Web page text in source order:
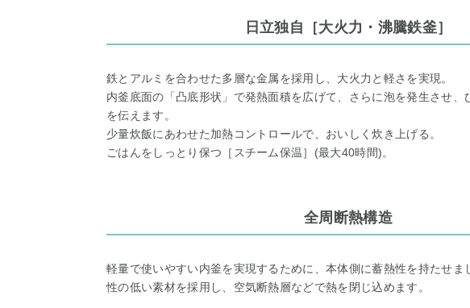
日立独自［大火力・沸騰鉄釜］
鉄とアルミを合わせた多層な金属を採用し、大火力と軽さを実現。
内釜底面の「凸底形状」で発熱面積を広げて、さらに泡を発生させ、
を伝えます。
少量炊飯にあわせた加熱コントロールで、おいしく炊き上げる。
ごはんをしっとり保つ［スチーム保温］(最大40時間)。
全周断熱構造
軽量で使いやすい内釜を実現するために、本体側に蓄熱性を持たせま
性の低い素材を採用し、空気断熱層などで熱を閉じ込めます。